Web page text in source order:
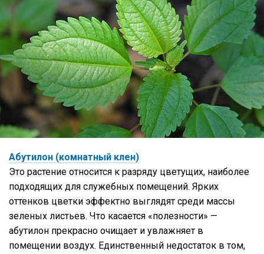
Абутилон (комнатный клен)
Это растение относится к разряду цветущих, наиболее
подходящих для служебных помещений. Ярких
оттенков цветки эффектно выглядят среди массы
зеленых листьев. Что касается «полезности» —
абутилон прекрасно очищает и увлажняет в
помещении воздух. Единственный недостаток в том,